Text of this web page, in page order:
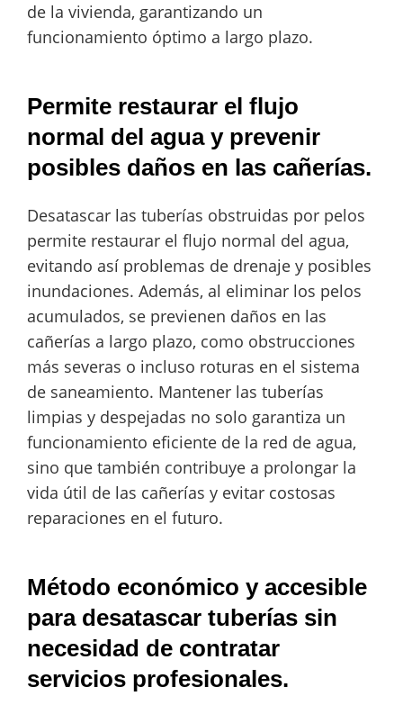
de la vivienda, garantizando un
funcionamiento óptimo a largo plazo.
Permite restaurar el flujo
normal del agua y prevenir
posibles daños en las cañerías.
Desatascar las tuberías obstruidas por pelos
permite restaurar el flujo normal del agua,
evitando así problemas de drenaje y posibles
inundaciones. Además, al eliminar los pelos
acumulados, se previenen daños en las
cañerías a largo plazo, como obstrucciones
más severas o incluso roturas en el sistema
de saneamiento. Mantener las tuberías
limpias y despejadas no solo garantiza un
funcionamiento eficiente de la red de agua,
sino que también contribuye a prolongar la
vida útil de las cañerías y evitar costosas
reparaciones en el futuro.
Método económico y accesible
para desatascar tuberías sin
necesidad de contratar
servicios profesionales.